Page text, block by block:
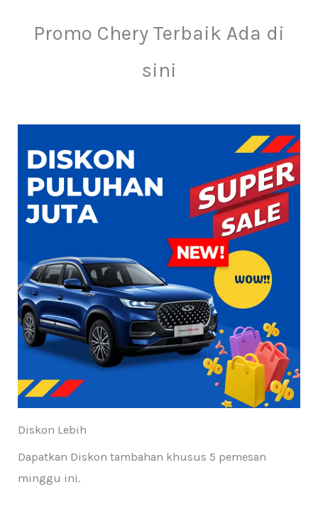
Promo Chery Terbaik Ada di
sini
Diskon Lebih
Dapatkan Diskon tambahan khusus 5 pemesan
minggu ini.